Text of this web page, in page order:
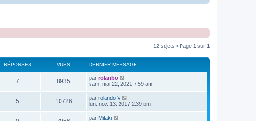
12 sujets • Page 1 sur 1
RÉPONSES VUES DERNIER MESSAGE
7R
é
o
8935
u
D
e
i
e
r
m
par rolanbo
sam. mai 22, 2021 7:59 am
5R
é
10726V
u
D
e
par rolando V
lun. nov. 13, 2017 2:39 pm
D
par Mitaki